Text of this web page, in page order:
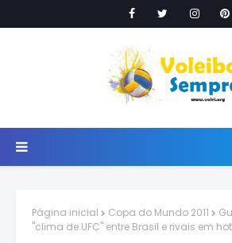
Página inicial Copa do Mundo 2011
"clima de UFC" entre Brasil e rivais em